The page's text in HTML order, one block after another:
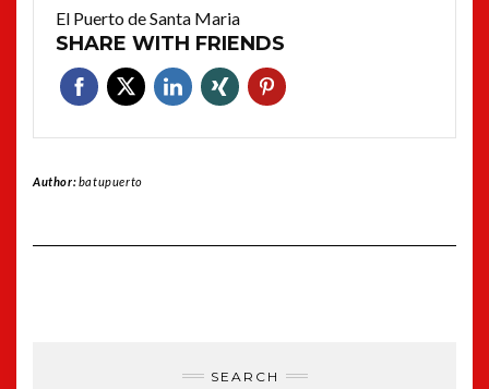
El Puerto de Santa Maria
SHARE WITH FRIENDS
Author:batupuerto
SEARCH